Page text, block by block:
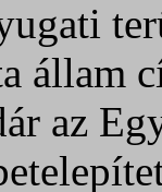
állam
az